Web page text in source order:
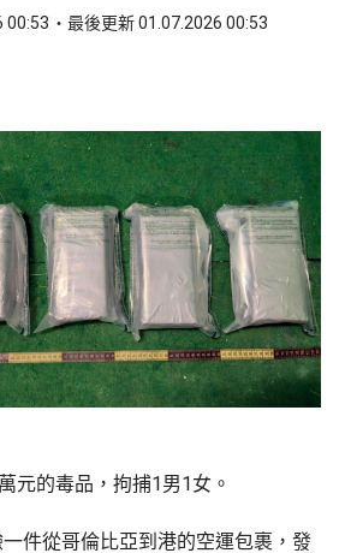
00:53 最後更新 01.07.2026 00:53
元的毒品，拘捕1男1女。
件從哥倫比亞到港的空運包裹，發